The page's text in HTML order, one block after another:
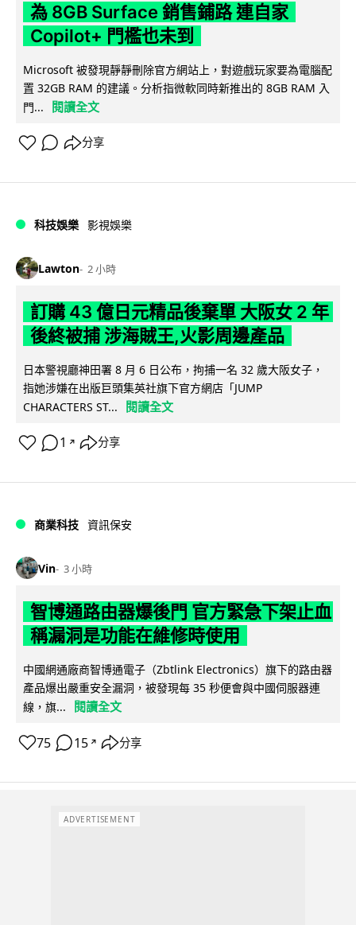
為 8GB Surface 銷售鋪路 連自家
Copilot+ 門檻也未到
Microsoft 被發現靜靜刪除官方網站上，對遊戲玩家要為電腦配
置 32GB RAM 的建議。分析指微軟同時新推出的 8GB RAM 入
門...
閱讀全文
分享
科技娛樂 影視娛樂
Lawton 2 小時
訂購 43 億日元精品後棄單 大阪女 2 年
後終被捕 涉海賊王,火影周邊產品
日本警視廳神田署 8 月 6 日公布，拘捕一名 32 歲大阪女子，
指她涉嫌在出版巨頭集英社旗下官方網店「JUMP
CHARACTERS ST...
閱讀全文
1 ↗ 分享
商業科技 資訊保安
Vin 3 小時
智博通路由器爆後門 官方緊急下架止血
稱漏洞是功能在維修時使用
中國網通廠商智博通電子（Zbtlink Electronics）旗下的路由器
產品爆出嚴重安全漏洞，被發現每 35 秒便會與中國伺服器連
線，旗...
閱讀全文
75 15 ↗ 分享
ADVERTISEMENT